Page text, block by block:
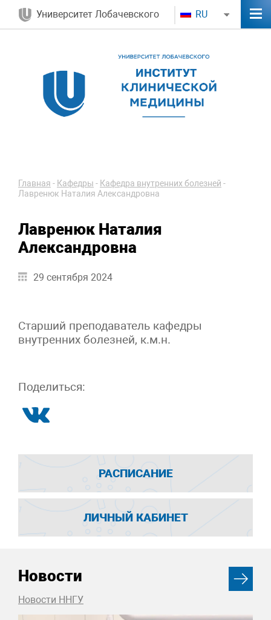
Университет Лобачевского RU
Главная - Кафедры - Кафедра внутренних болезней -
Лавренюк Наталия Александровна
Лавренюк Наталия
Александровна
29 сентября 2024
Старший преподаватель кафедры
внутренних болезней, к.м.н.
Поделиться:
РАСПИСАНИЕ
ЛИЧНЫЙ КАБИНЕТ
Новости
Новости ННГУ